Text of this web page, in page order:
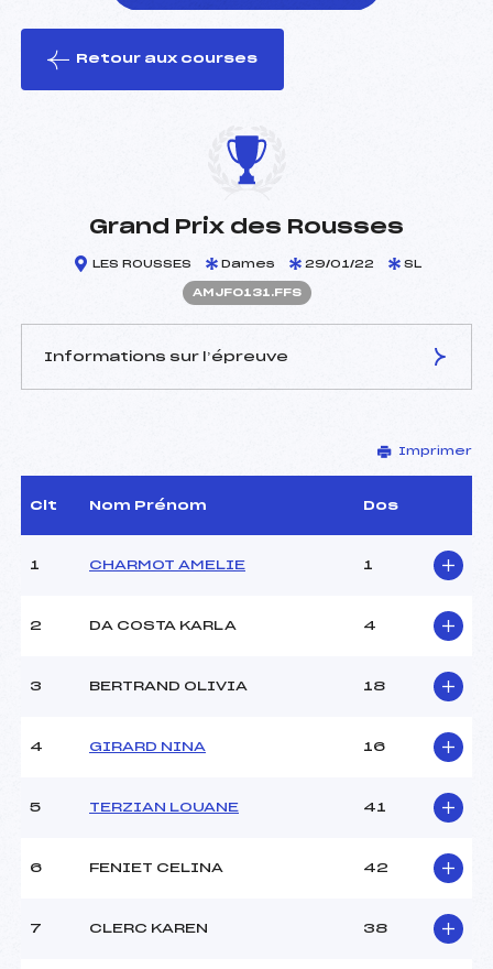
le ski
Retour aux courses
Grand Prix des Rousses
LES ROUSSES Dames 29/01/22 SL
AMJF0131.FFS
Informations sur l’épreuve
ROUSSEAUX JACKY (MJ)
Arbitre :
–
Assistant :
SEBASTIEN (MJ)
CARACTÉRISTIQUES DE LA PISTE
Altitude départ :
1405
130
2858/01/12
Nombre de portes :
42
BENOIT GUYOD (MJ)
LANTENOIS (MJ)
Imprimer
Clt Nom Prénom Dos
1 CHARMOT AMELIE 1
2 DA COSTA KARLA 4
3 BERTRAND OLIVIA 18
4 GIRARD NINA 16
5 TERZIAN LOUANE 41
6 FENIET CELINA 42
7 CLERC KAREN 38